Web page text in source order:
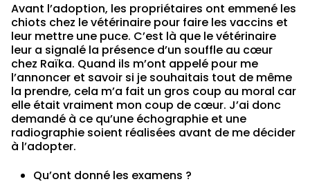
Avant l’adoption, les propriétaires ont emmené les
chiots chez le vétérinaire pour faire les vaccins et
leur mettre une puce. C’est là que le vétérinaire
leur a signalé la présence d’un souffle au cœur
chez Raïka. Quand ils m’ont appelé pour me
l’annoncer et savoir si je souhaitais tout de même
la prendre, cela m’a fait un gros coup au moral car
elle était vraiment mon coup de cœur. J’ai donc
demandé à ce qu’une échographie et une
radiographie soient réalisées avant de me décider
à l’adopter.
Qu’ont donné les examens ?